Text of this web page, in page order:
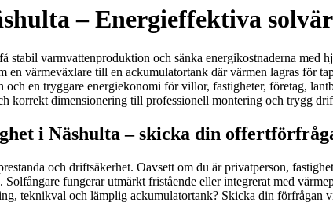
– Energieffektiva
stabil varmvattenproduktion och sänka energikostnaderna
en värmeväxlare till en ackumulatortank där värmen lagras för
en tryggare energiekonomi för villor, fastigheter, företag,
korrekt dimensionering till professionell montering och trygg
i Näshulta – skicka din
och driftsäkerhet. Oavsett om du är privatperson,
fungerar utmärkt fristående eller integrerat med
teknikval och lämplig ackumulatortank? Skicka din förfrågan